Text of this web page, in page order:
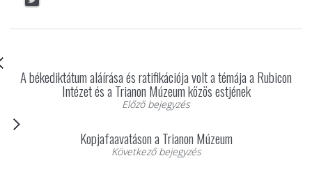
A békediktátum aláírása és ratifikációja volt a témája a Rubicon
Intézet és a Trianon Múzeum közös estjének
Előző bejegyzés
Kopjafaavatáson a Trianon Múzeum
Következő bejegyzés